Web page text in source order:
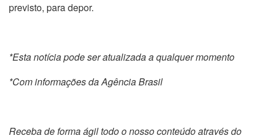
previsto, para depor.
*Esta notícia pode ser atualizada a qualquer momento
*Com informações da Agência Brasil
Receba de forma ágil todo o nosso conteúdo através do